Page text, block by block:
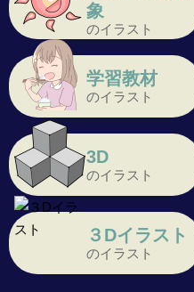
象
のイラスト
学習教材
のイラスト
3D
のイラスト
３Dイラスト
のイラスト